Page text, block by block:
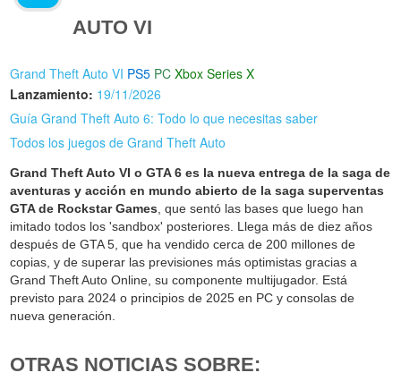
AUTO VI
Grand Theft Auto VI PS5 PC Xbox Series X
Lanzamiento: 19/11/2026
Guía Grand Theft Auto 6: Todo lo que necesitas saber
Todos los juegos de Grand Theft Auto
Grand Theft Auto VI o GTA 6 es la nueva entrega de la saga de
aventuras y acción en mundo abierto de la saga superventas
GTA de Rockstar Games, que sentó las bases que luego han
imitado todos los 'sandbox' posteriores. Llega más de diez años
después de GTA 5, que ha vendido cerca de 200 millones de
copias, y de superar las previsiones más optimistas gracias a
Grand Theft Auto Online, su componente multijugador. Está
previsto para 2024 o principios de 2025 en PC y consolas de
nueva generación.
OTRAS NOTICIAS SOBRE: